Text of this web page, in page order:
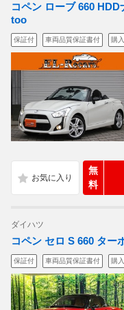
コペン ローブ 660
too
保証付 車両品質保証書付 購
無
料
ダイハツ
コペン セロ S 660 ター
保証付 車両品質保証書付 購